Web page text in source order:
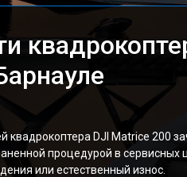
квадрокоптера DJI Matrice 200
процедурой в сервисных
или естественный износ.